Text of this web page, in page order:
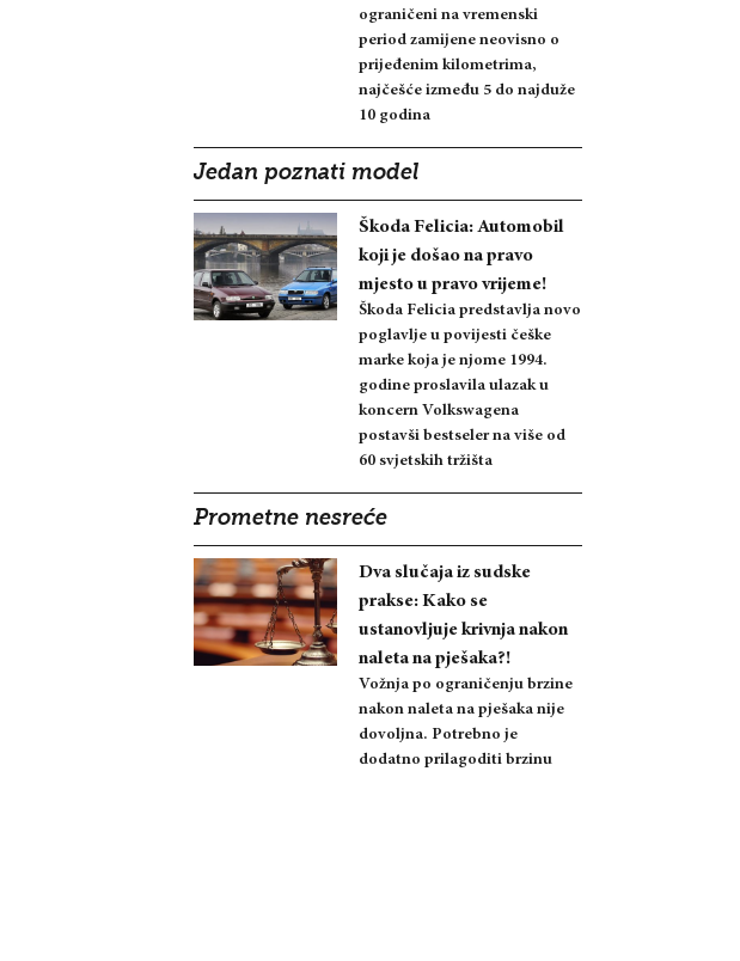
ograničeni na vremenski
period zamijene neovisno o
prijeđenim kilometrima,
najčešće između 5 do najduže
10 godina
Jedan poznati model
Škoda Felicia: Automobil
koji je došao na pravo
mjesto u pravo vrijeme!
Škoda Felicia predstavlja novo
poglavlje u povijesti češke
marke koja je njome 1994.
godine proslavila ulazak u
koncern Volkswagena
postavši bestseler na više od
60 svjetskih tržišta
Prometne nesreće
Dva slučaja iz sudske
prakse: Kako se
ustanovljuje krivnja nakon
naleta na pješaka?!
Vožnja po ograničenju brzine
nakon naleta na pješaka nije
dovoljna. Potrebno je
dodatno prilagoditi brzinu